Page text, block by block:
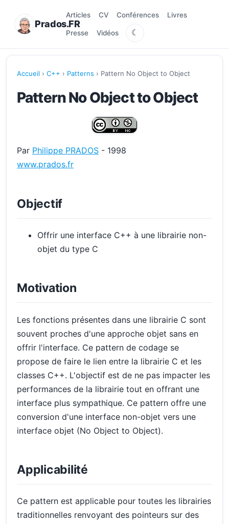
Prados.FR
Articles CV Conférences Livres
Presse Vidéos ☾
Accueil › C++ › Patterns › Pattern No Object to Object
Pattern No Object to Object
Par Philippe PRADOS - 1998
www.prados.fr
Objectif
Offrir une interface C++ à une librairie non-
objet du type C
Motivation
Les fonctions présentes dans une librairie C sont
souvent proches d'une approche objet sans en
offrir l'interface. Ce pattern de codage se
propose de faire le lien entre la librairie C et les
classes C++. L'objectif est de ne pas impacter les
performances de la librairie tout en offrant une
interface plus sympathique. Ce pattern offre une
conversion d'une interface non-objet vers une
interface objet (No Object to Object).
Applicabilité
Ce pattern est applicable pour toutes les librairies
traditionnelles renvoyant des pointeurs sur des